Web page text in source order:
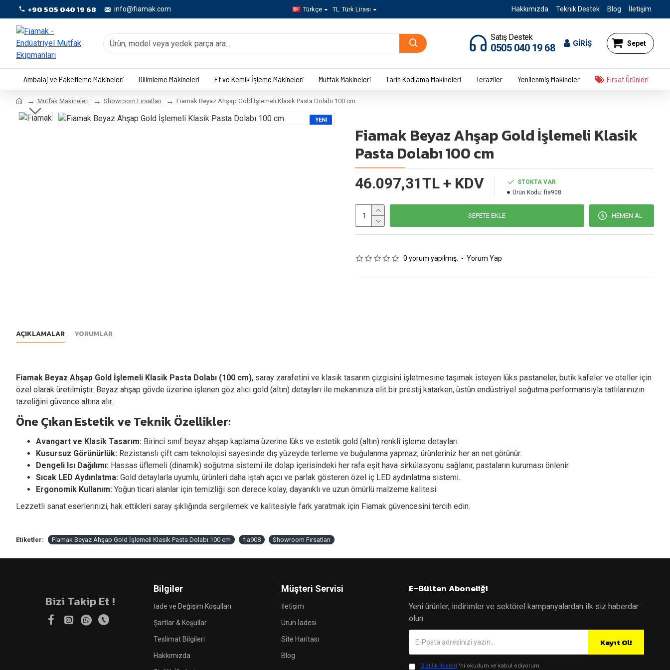
+90 505 040 19 68 info@fiamak.com Türkçe TL Türk Lirası Hakkımızda Teknik Destek Blog İletişim
0505 040 19 68
Satış Destek
GİRİŞ Sepet
Ambalaj ve Paketleme Makineleri Dilimleme Makineleri Et ve Kemik İşleme Makineleri Mutfak Makineleri Tarih Kodlama Makineleri Teraziler Yenilenmiş Makineler Fırsat Ürünleri
Mutfak Makineleri Showroom Fırsatları Fiamak Beyaz Ahşap Gold İşlemeli Klasik Pasta Dolabı 100 cm
YENI
Fiamak Beyaz Ahşap Gold İşlemeli Klasik
Pasta Dolabı 100 cm
0 yorum yapılmış. - Yorum Yap
46.097,31TL + KDV
STOKTA VAR
Ürün Kodu: fia908
SEPETE EKLE HEMEN AL
AÇIKLAMALAR YORUMLAR
Fiamak Beyaz Ahşap Gold İşlemeli Klasik Pasta Dolabı (100 cm), saray zarafetini ve klasik tasarım çizgisini işletmesine taşımak isteyen lüks pastaneler, butik kafeler ve oteller için
özel olarak üretilmiştir. Beyaz ahşap gövde üzerine işlenen göz alıcı gold (altın) detayları ile mekanınıza elit bir prestij katarken, üstün endüstriyel soğutma performansıyla tatlılarınızın
tazeliğini güvence altına alır.
Öne Çıkan Estetik ve Teknik Özellikler:
Avangart ve Klasik Tasarım: Birinci sınıf beyaz ahşap kaplama üzerine lüks ve estetik gold (altın) renkli işleme detayları.
Kusursuz Görünürlük: Rezistanslı çift cam teknolojisi sayesinde dış yüzeyde terleme ve buğulanma yapmaz, ürünleriniz her an net görünür.
Dengeli Isı Dağılımı: Hassas üflemeli (dinamik) soğutma sistemi ile dolap içerisindeki her rafa eşit hava sirkülasyonu sağlanır, pastaların kuruması önlenir.
Sıcak LED Aydınlatma: Gold detaylarla uyumlu, ürünleri daha iştah açıcı ve parlak gösteren özel iç LED aydınlatma sistemi.
Ergonomik Kullanım: Yoğun ticari alanlar için temizliği son derece kolay, dayanıklı ve uzun ömürlü malzeme kalitesi.
Lezzetli sanat eserlerinizi, hak ettikleri saray şıklığında sergilemek ve kalitesiyle fark yaratmak için Fiamak güvencesini tercih edin.
Etiketler: Fiamak Beyaz Ahşap Gold İşlemeli Klasik Pasta Dolabı 100 cm fia908 Showroom Fırsatları
Bizi Takip Et !
Bilgiler
İade ve Değişim Koşulları
Şartlar & Koşullar
Teslimat Bilgileri
Hakkımızda
Müşteri Servisi
İletişim
Ürün İadesi
Site Haritası
Blog
E-Bülten Aboneliği
Yeni ürünler, indirimler ve sektörel kampanyalardan ilk siz haberdar
olun.
Kayıt Ol!
Gizlilik İlkeleri 'ni okudum ve kabul ediyorum.